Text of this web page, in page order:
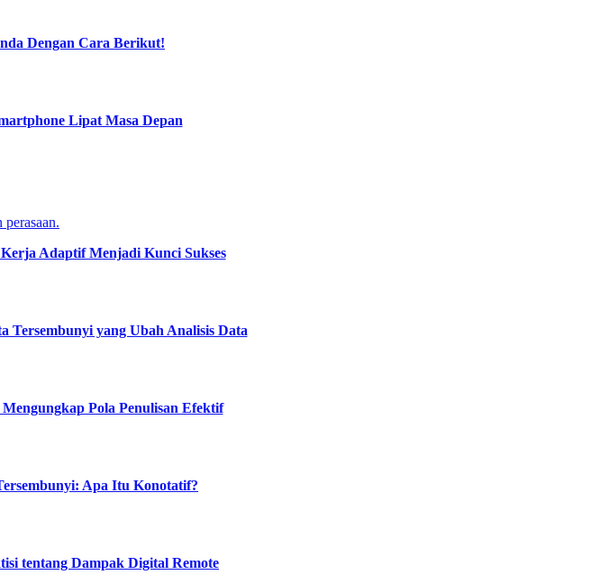
Dengan Cara Berikut!
Lipat Masa Depan
Adaptif Menjadi Kunci Sukses
Tersembunyi yang Ubah Analisis Data
Pola Penulisan Efektif
Apa Itu Konotatif?
tentang Dampak Digital Remote